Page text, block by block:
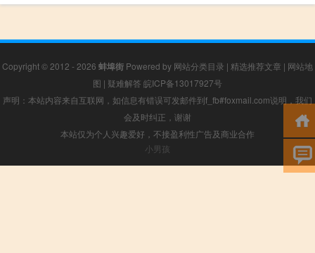
Copyright © 2012 - 2026 蚌埠街 Powered by 网站分类目录 | 精选推荐文章 | 网站地
图 | 疑难解答 皖ICP备13017927号
声明：本站内容来自互联网，如信息有错误可发邮件到f_fb#foxmail.com说明，我们
会及时纠正，谢谢
本站仅为个人兴趣爱好，不接盈利性广告及商业合作
小男孩